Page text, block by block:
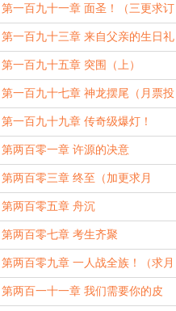
天上的明月
第一百九十一章 面圣！（三更求订
阅！求月票！）
第一百九十三章 来自父亲的生日礼
物
第一百九十五章 突围（上）
第一百九十七章 神龙摆尾（月票投
满加更！月底求票！）
第一百九十九章 传奇级爆灯！
第两百零一章 许源的决意
第两百零三章 终至（加更求月
票！）
第两百零五章 舟沉
第两百零七章 考生齐聚
第两百零九章 一人战全族！（求月
票加更！）
第两百一十一章 我们需要你的皮